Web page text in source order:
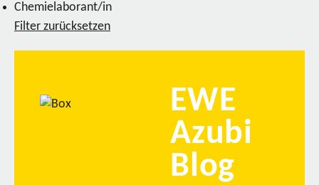
Chemielaborant/in
Filter zurücksetzen
EWE
Azubi
Blog